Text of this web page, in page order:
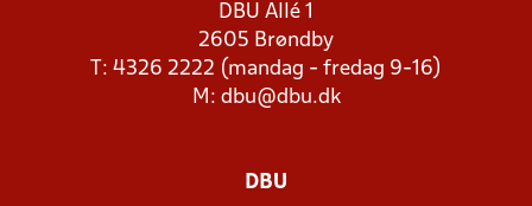
DBU Allé 1
2605 Brøndby
T: 4326 2222 (mandag - fredag 9-16)
M: dbu@dbu.dk
DBU